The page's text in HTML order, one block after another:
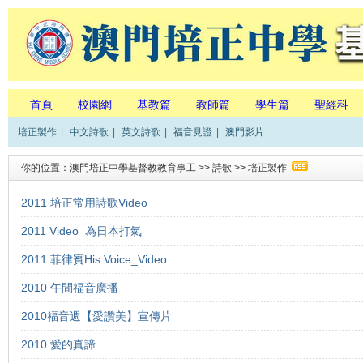
首頁 校園網 基教篇 教師篇 學生篇 聖經科
培正製作 中文詩歌 英文詩歌 福音見證 澳門影片
你的位置： 澳門培正中學基督教教育事工 >> 詩歌 >> 培正製作
2011 培正常用詩歌Video
2011 Video_為日本打氣
2011 菲律賓His Voice_Video
2010 午間福音廣播
2010福音週【愛讚美】宣傳片
2010 愛的真諦